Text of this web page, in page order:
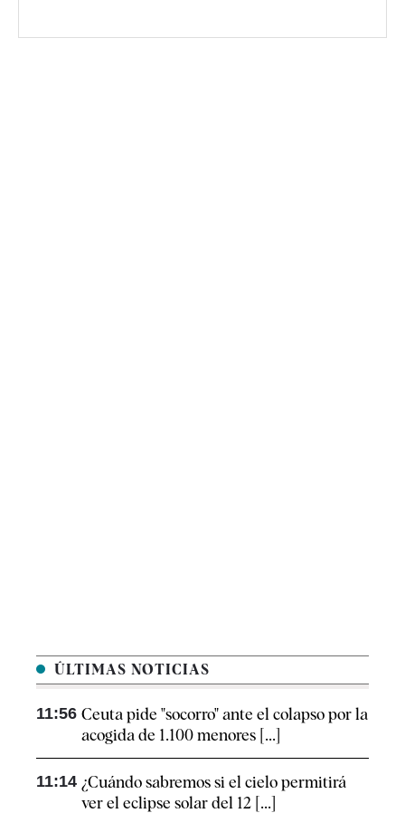
ÚLTIMAS NOTICIAS
11:56 Ceuta pide "socorro" ante el colapso por la
acogida de 1.100 menores [...]
11:14 ¿Cuándo sabremos si el cielo permitirá
ver el eclipse solar del 12 [...]